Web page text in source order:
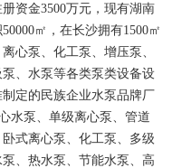
资金3500万元，现有湖南
㎡，在长沙拥有1500㎡
心泵、化工泵、增压泵、
、水泵等各类泵类设备设
定的民族企业水泵品牌厂
水泵、单级离心泵、管道
式离心泵、化工泵、多级
、热水泵、节能水泵、高